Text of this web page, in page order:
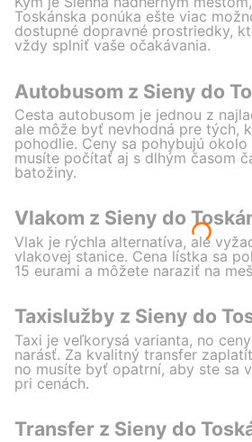
Toskánska ponúka ešte viac
dostupné dopravné prostriedky,
vždy splniť vaše očakávania.
Autobusom z Sieny do
Cesta autobusom je jednou z
ale môže byť nevhodná pre tých,
pohodlie. Ceny sa pohybujú okolo
musíte počítať aj s dlhým časom
batožiny.
Vlakom z Sieny do
Vlak je rýchla alternatíva, ale
vlakovej stanice. Cena lístka sa
15 eurami a môžete naraziť na
Taxislužby z Sieny do
Taxi je veľkorysá varianta, no
narásť. Za kvalitný transfer
no musíte byť opatrní, aby ste sa
pri cenách.
Transfer z Sieny do